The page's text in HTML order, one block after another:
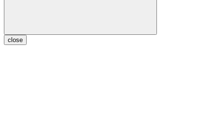
close